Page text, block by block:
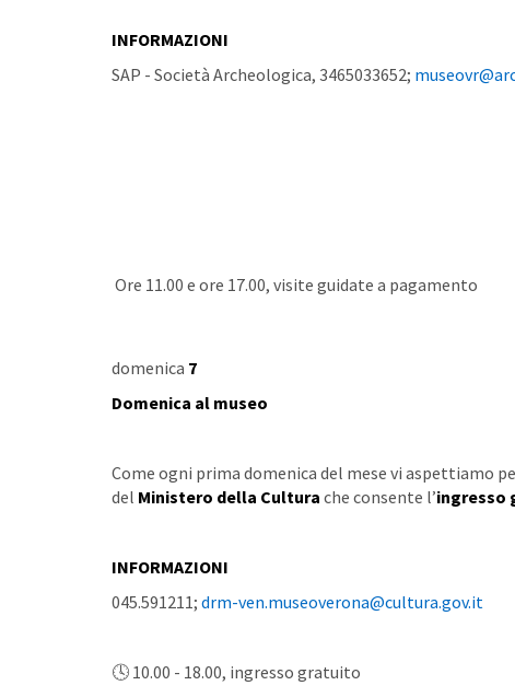
INFORMAZIONI
SAP - Società Archeologica, 3465033652;
Ore 11.00 e ore 17.00, visite guidate a pagamento
domenica 7
Domenica al museo
Come ogni prima domenica del mese vi aspettiamo
del Ministero della Cultura che consente l’ingresso
INFORMAZIONI
045.591211; drm-ven.museoverona@cultura.gov.it
🕓 10.00 - 18.00, ingresso gratuito